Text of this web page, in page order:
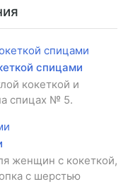
спицами
кокеткой и
спицах № 5.
женщин с кокеткой,
с шерстью